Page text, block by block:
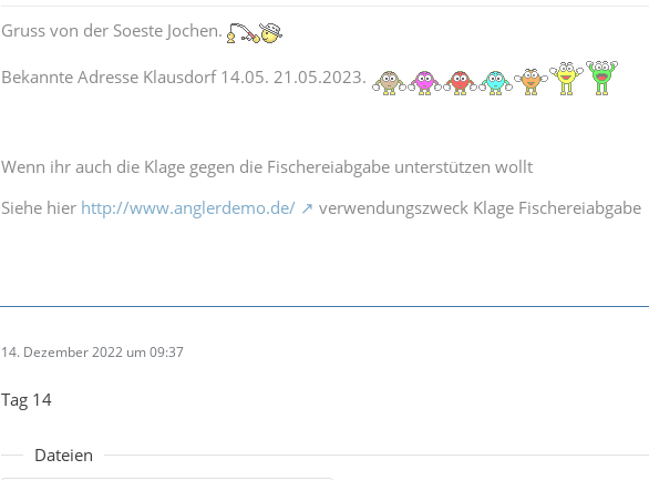
Gruss von der Soeste Jochen.
Bekannte Adresse Klausdorf 14.05. 21.05.2023.
Wenn ihr auch die Klage gegen die Fischereiabgabe unterstützen wollt
Siehe hier http://www.anglerdemo.de/ verwendungszweck Klage Fischereiabgabe
14. Dezember 2022 um 09:37
Tag 14
Dateien